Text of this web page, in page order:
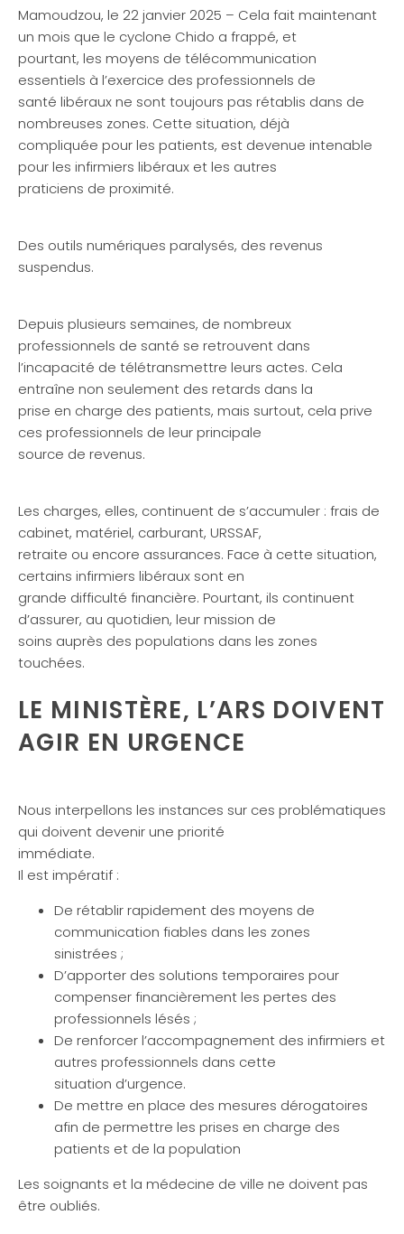
Mamoudzou, le 22 janvier 2025 – Cela fait maintenant
un mois que le cyclone Chido a frappé, et
pourtant, les moyens de télécommunication
essentiels à l’exercice des professionnels de
santé libéraux ne sont toujours pas rétablis dans de
nombreuses zones. Cette situation, déjà
compliquée pour les patients, est devenue intenable
pour les infirmiers libéraux et les autres
praticiens de proximité.
Des outils numériques paralysés, des revenus
suspendus.
Depuis plusieurs semaines, de nombreux
professionnels de santé se retrouvent dans
l’incapacité de télétransmettre leurs actes. Cela
entraîne non seulement des retards dans la
prise en charge des patients, mais surtout, cela prive
ces professionnels de leur principale
source de revenus.
Les charges, elles, continuent de s’accumuler : frais de
cabinet, matériel, carburant, URSSAF,
retraite ou encore assurances. Face à cette situation,
certains infirmiers libéraux sont en
grande difficulté financière. Pourtant, ils continuent
d’assurer, au quotidien, leur mission de
soins auprès des populations dans les zones
touchées.
LE MINISTÈRE, L’ARS DOIVENT
AGIR EN URGENCE
Nous interpellons les instances sur ces problématiques
qui doivent devenir une priorité
immédiate.
Il est impératif :
De rétablir rapidement des moyens de
communication fiables dans les zones
sinistrées ;
D’apporter des solutions temporaires pour
compenser financièrement les pertes des
professionnels lésés ;
De renforcer l’accompagnement des infirmiers et
autres professionnels dans cette
situation d’urgence.
De mettre en place des mesures dérogatoires
afin de permettre les prises en charge des
patients et de la population
Les soignants et la médecine de ville ne doivent pas
être oubliés.